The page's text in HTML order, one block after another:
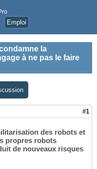
Emploi
la
à ne pas le faire
#1
des robots et
propres robots
de nouveaux risques